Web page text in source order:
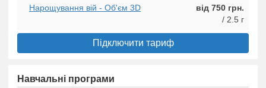
Нарощування вій - Об'єм 3D
від 750 грн.
/ 2.5 г
Підключити тариф
Навчальні програми